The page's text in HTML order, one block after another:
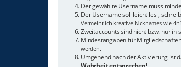
Der gewählte Username muss
Der Username soll leicht les-,
Vermeintlich kreative Nicknames wie
Zweitaccounts sind nicht bzw. nur in
Mindestangaben für
werden.
Umgehend nach der Aktivierung ist
Wahrheit entsprechen!